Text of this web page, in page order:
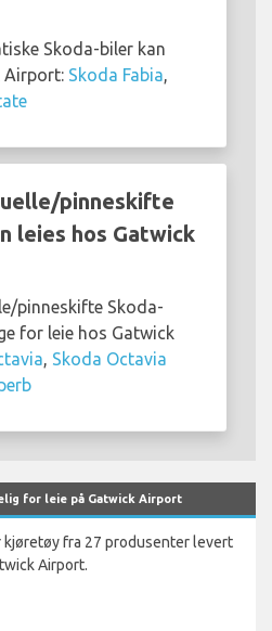
Skoda-biler kan
Airport: Skoda Fabia
pinneskifte
leies hos Gatwick
pinneskifte Skoda-
for leie hos Gatwick
Skoda Octavia
for leie på Gatwick Airport
fra 27 produsenter levert
Airport.